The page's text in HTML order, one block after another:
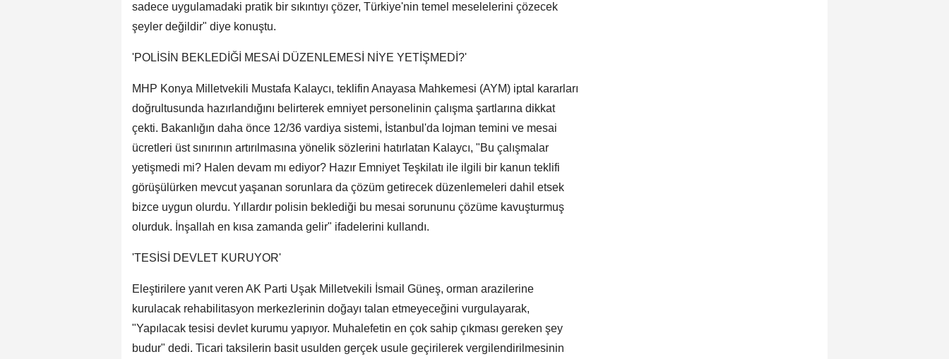
sadece uygulamadaki pratik bir sıkıntıyı çözer, Türkiye'nin temel meselelerini çözecek
şeyler değildir" diye konuştu.
'POLİSİN BEKLEDİĞİ MESAİ DÜZENLEMESİ NİYE YETİŞMEDİ?'
MHP Konya Milletvekili Mustafa Kalaycı, teklifin Anayasa Mahkemesi (AYM) iptal kararları
doğrultusunda hazırlandığını belirterek emniyet personelinin çalışma şartlarına dikkat
çekti. Bakanlığın daha önce 12/36 vardiya sistemi, İstanbul'da lojman temini ve mesai
ücretleri üst sınırının artırılmasına yönelik sözlerini hatırlatan Kalaycı, "Bu çalışmalar
yetişmedi mi? Halen devam mı ediyor? Hazır Emniyet Teşkilatı ile ilgili bir kanun teklifi
görüşülürken mevcut yaşanan sorunlara da çözüm getirecek düzenlemeleri dahil etsek
bizce uygun olurdu. Yıllardır polisin beklediği bu mesai sorununu çözüme kavuşturmuş
olurduk. İnşallah en kısa zamanda gelir" ifadelerini kullandı.
'TESİSİ DEVLET KURUYOR'
Eleştirilere yanıt veren AK Parti Uşak Milletvekili İsmail Güneş, orman arazilerine
kurulacak rehabilitasyon merkezlerinin doğayı talan etmeyeceğini vurgulayarak,
"Yapılacak tesisi devlet kurumu yapıyor. Muhalefetin en çok sahip çıkması gereken şey
budur" dedi. Ticari taksilerin basit usulden gerçek usule geçirilerek vergilendirilmesinin